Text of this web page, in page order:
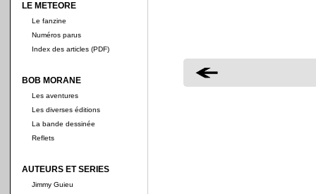
LE METEORE
Le fanzine
Numéros parus
Index des articles (PDF)
BOB MORANE
Les aventures
Les diverses éditions
La bande dessinée
Reflets
AUTEURS ET SERIES
Jimmy Guieu